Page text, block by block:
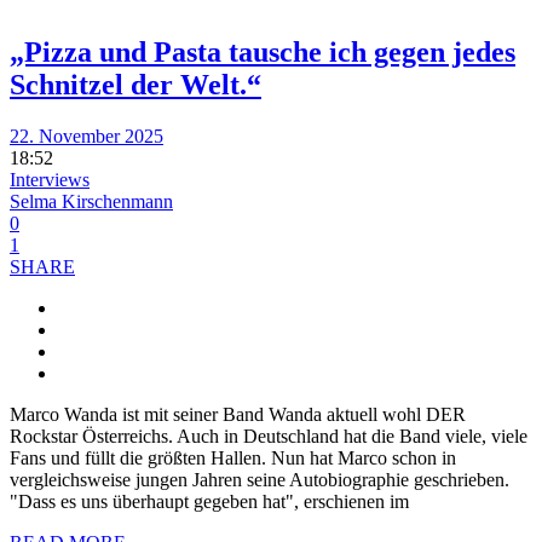
„Pizza und Pasta tausche ich gegen jedes
Schnitzel der Welt.“
22. November 2025
18:52
Interviews
Selma Kirschenmann
0
1
SHARE
Marco Wanda ist mit seiner Band Wanda aktuell wohl DER
Rockstar Österreichs. Auch in Deutschland hat die Band viele, viele
Fans und füllt die größten Hallen. Nun hat Marco schon in
vergleichsweise jungen Jahren seine Autobiographie geschrieben.
"Dass es uns überhaupt gegeben hat", erschienen im